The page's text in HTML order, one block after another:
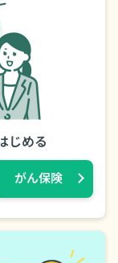
じめる
がん保険